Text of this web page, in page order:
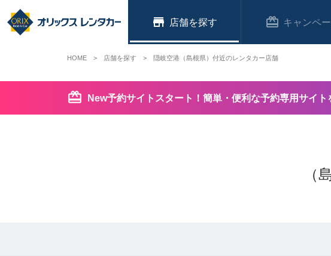
店舗 キャンペ
New予約サイトスタート！簡単・便利な予約専用サイ
（
HOME 店舗を探す 隠岐空港（島根県）付近のレンタカー店舗